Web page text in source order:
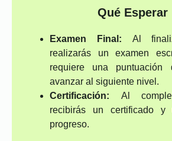
Qué Esperar
Examen Final: Al
realizarás un examen
requiere una puntuación
avanzar al siguiente nivel.
Certificación: Al
recibirás un certificado y
progreso.